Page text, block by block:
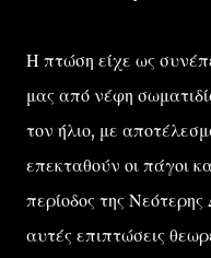
Η πτώση είχε ως
μας από νέφη
τον ήλιο, με
επεκταθούν οι πάγοι
περίοδος της
αυτές επιπτώσεις